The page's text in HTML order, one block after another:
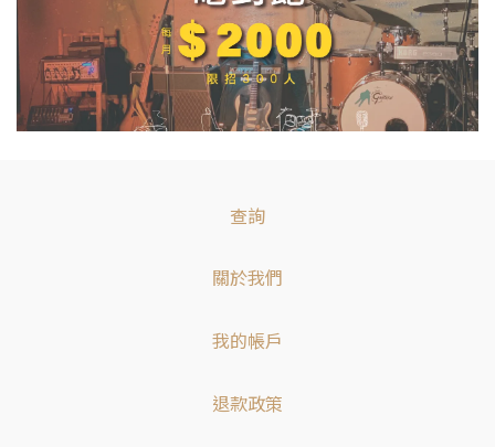
查詢
關於我們
我的帳戶
退款政策